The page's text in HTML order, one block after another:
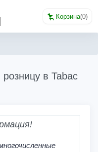
Корзина(0)
в Tabac